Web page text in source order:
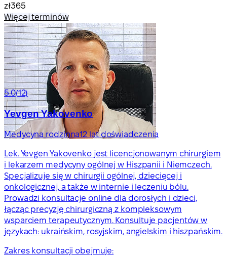
zł365
Więcej terminów
5.0(12)
Yevgen Yakovenko
Medycyna rodzinna12 lat doświadczenia
Lek. Yevgen Yakovenko jest licencjonowanym chirurgiem
i lekarzem medycyny ogólnej w Hiszpanii i Niemczech.
Specjalizuje się w chirurgii ogólnej, dziecięcej i
onkologicznej, a także w internie i leczeniu bólu.
Prowadzi konsultacje online dla dorosłych i dzieci,
łącząc precyzję chirurgiczną z kompleksowym
wsparciem terapeutycznym. Konsultuje pacjentów w
językach: ukraińskim, rosyjskim, angielskim i hiszpańskim.
Zakres konsultacji obejmuje: